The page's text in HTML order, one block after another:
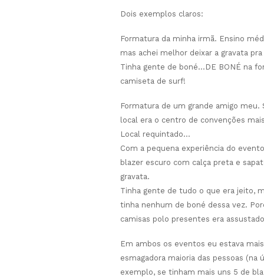
Dois exemplos claros:
Formatura da minha irmã. Ensino
mas achei melhor deixar a gravata
Tinha gente de boné…DE BONÉ na
camiseta de surf!
Formatura de um grande amigo
local era o centro de convenções
Local requintado…
Com a pequena experiência do
blazer escuro com calça preta e
gravata.
Tinha gente de tudo o que era jeito,
tinha nenhum de boné dessa vez.
camisas polo presentes era
Em ambos os eventos eu estava
esmagadora maioria das pessoas
exemplo, se tinham mais uns 5 de